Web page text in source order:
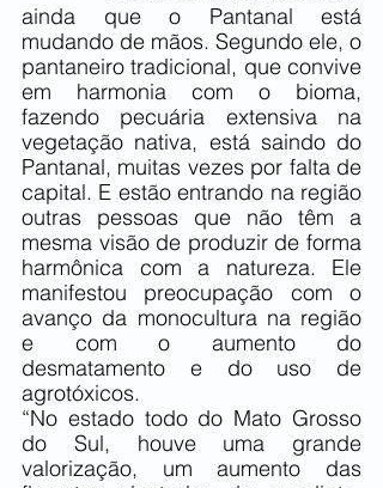
ainda que o Pantanal está
mudando de mãos. Segundo ele, o
pantaneiro tradicional, que convive
em harmonia com o bioma,
fazendo pecuária extensiva na
vegetação nativa, está saindo do
Pantanal, muitas vezes por falta de
capital. E estão entrando na região
outras pessoas que não têm a
mesma visão de produzir de forma
harmônica com a natureza. Ele
manifestou preocupação com o
avanço da monocultura na região
e com o aumento do
desmatamento e do uso de
agrotóxicos.
“No estado todo do Mato Grosso
do Sul, houve uma grande
valorização, um aumento das